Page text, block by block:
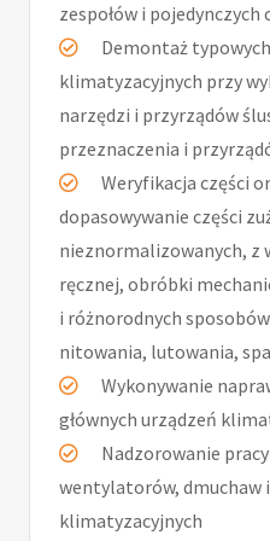
zespołów i pojedynczych
Demontaż
klimatyzacyjnych przy
narzędzi i przyrządów
przeznaczenia i
Weryfikacja części
dopasowywanie części
nieznormalizowanych, z
ręcznej, obróbki
i różnorodnych
nitowania, lutowania,
Wykonywanie
głównych urządzeń
Nadzorowanie
wentylatorów, dmuchaw
klimatyzacyjnych